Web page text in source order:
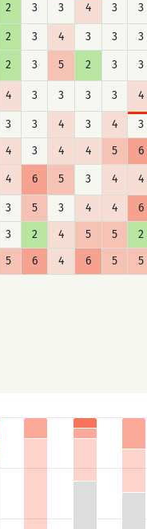
2 3 3 4 3 3
2 3 4 3 3 3
2 3 5 2 3 3
4 3 3 3 3 4
3 3 4 3 4 3
4 3 4 4 5 6
4 6 5 3 4 4
3 5 3 4 4 6
3 2 4 5 5 2
5 6 4 6 5 5